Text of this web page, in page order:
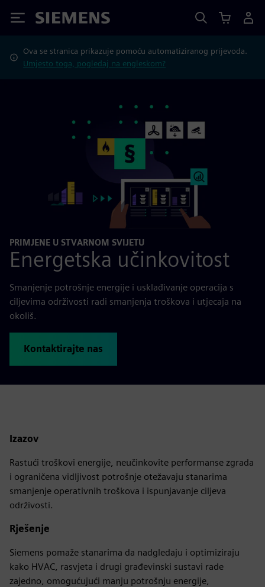
Siemens
Ova se stranica prikazuje pomoću automatiziranog prijevoda.
Umjesto toga, pogledaj na engleskom?
PRIMJENE U STVARNOM SVIJETU
Energetska učinkovitost
Smanjenje potrošnje energije i usklađivanje operacija s
ciljevima održivosti radi smanjenja troškova i utjecaja na
okoliš.
Kontaktirajte nas
Izazov
Rastući troškovi energije, neučinkovite performanse zgrada
i ograničena vidljivost potrošnje otežavaju stanarima
smanjenje operativnih troškova i ispunjavanje ciljeva
održivosti.
Rješenje
Siemens pomaže stanarima da nadgledaju i optimiziraju
kako HVAC, rasvjeta i drugi građevinski sustavi rade
zajedno, omogućujući manju potrošnju energije,